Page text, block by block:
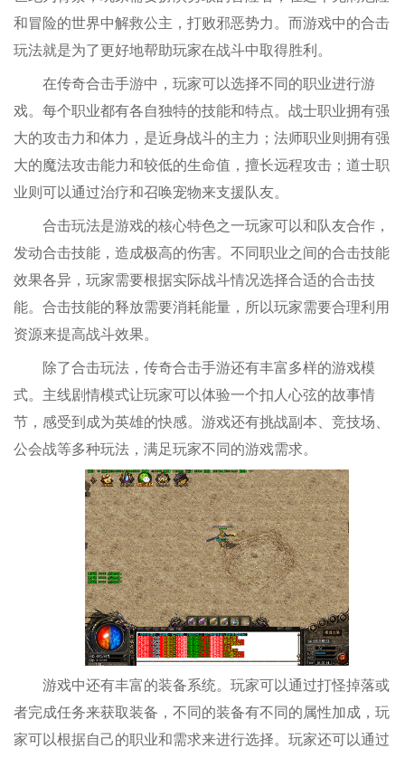
和冒险的世界中解救公主，打败邪恶势力。而游戏中的合击
玩法就是为了更好地帮助玩家在战斗中取得胜利。
在传奇合击手游中，玩家可以选择不同的职业进行游
戏。每个职业都有各自独特的技能和特点。战士职业拥有强
大的攻击力和体力，是近身战斗的主力；法师职业则拥有强
大的魔法攻击能力和较低的生命值，擅长远程攻击；道士职
业则可以通过治疗和召唤宠物来支援队友。
合击玩法是游戏的核心特色之一玩家可以和队友合作，
发动合击技能，造成极高的伤害。不同职业之间的合击技能
效果各异，玩家需要根据实际战斗情况选择合适的合击技
能。合击技能的释放需要消耗能量，所以玩家需要合理利用
资源来提高战斗效果。
除了合击玩法，传奇合击手游还有丰富多样的游戏模
式。主线剧情模式让玩家可以体验一个扣人心弦的故事情
节，感受到成为英雄的快感。游戏还有挑战副本、竞技场、
公会战等多种玩法，满足玩家不同的游戏需求。
游戏中还有丰富的装备系统。玩家可以通过打怪掉落或
者完成任务来获取装备，不同的装备有不同的属性加成，玩
家可以根据自己的职业和需求来进行选择。玩家还可以通过